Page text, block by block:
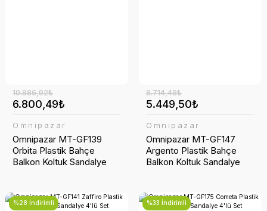
6.800,49₺
10.886,92₺
Omnipazar
Omnipazar MT-GF139
Orbita Plastik Bahçe
Balkon Koltuk Sandalye
5.449,50₺
8.714,48₺
Omnipazar
Omnipazar MT-GF147
Argento Plastik Bahçe
Balkon Koltuk Sandalye
%28 İndirimli %33 İndirimli